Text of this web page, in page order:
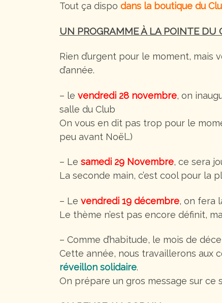
Tout ça dispo dans la boutique du
UN PROGRAMME À LA POINTE DU
Rien d’urgent pour le moment,
d’année.
– le vendredi 28 novembre, on
salle du Club
On vous en dit pas trop pour le
peu avant Noël…)
– Le samedi 29 Novembre, ce sera
La seconde main, c’est cool pour
– Le vendredi 19 décembre, on fera
Le thème n’est pas encore définit,
– Comme d’habitude, le mois de
Cette année, nous travaillerons aux
réveillon solidaire.
On prépare un gros message sur ce